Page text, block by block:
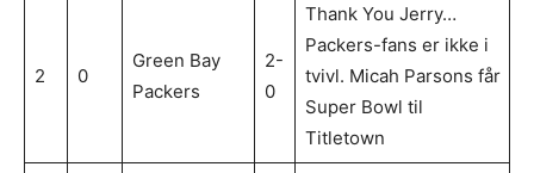
2 0
Green Bay
Packers
2-
0
Thank You Jerry…
Packers-fans er ikke i
tvivl. Micah Parsons får
Super Bowl til
Titletown